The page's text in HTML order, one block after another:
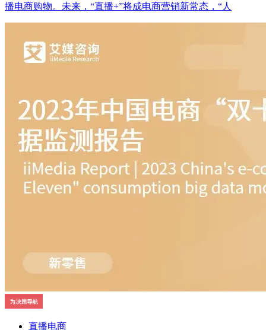
播电商购物。未来，“直播+”将成电商营销新常态，“人
直播电商